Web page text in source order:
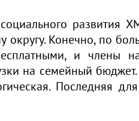
развития
округу. Конечно, по
и члены
на семейный бюджет.
Последняя